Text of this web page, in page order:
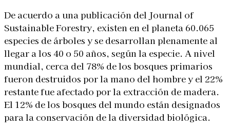
De acuerdo a una publicación del Journal of
Sustainable Forestry, existen en el planeta 60.065
especies de árboles y se desarrollan plenamente al
llegar a los 40 o 50 años, según la especie. A nivel
mundial, cerca del 78% de los bosques primarios
fueron destruidos por la mano del hombre y el 22%
restante fue afectado por la extracción de madera.
El 12% de los bosques del mundo están designados
para la conservación de la diversidad biológica.